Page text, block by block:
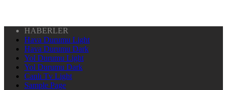
HABERLER
Hava Durumu Light
Hava Durumu Dark
Yol Durumu Light
Yol Durumu Dark
Canlı Tv Light
Sample Page